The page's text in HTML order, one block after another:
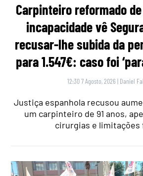
Carpinteiro reformado
incapacidade vê
recusar-lhe subida da
para 1.547€: caso foi
12:30 7 Agosto, 2026 | Daniel
Justiça espanhola recusou
um carpinteiro de 91 anos,
cirurgias e limitações